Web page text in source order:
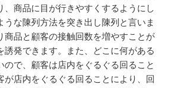
、商品に目が行きやすくするようにし
うな陳列方法を突き出し陳列と言いま
商品と顧客の接触回数を増やすことが
誘発できます。また、どこに何がある
ので、顧客は店内をぐるぐる回ること
が店内をぐるぐる回ることにより、回